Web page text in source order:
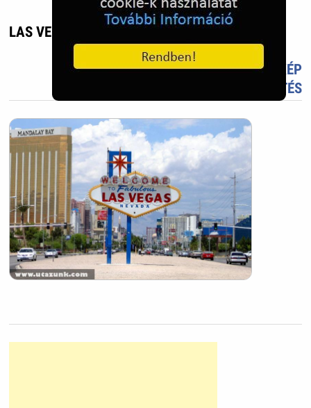
LAS VEGAS - UTAZÁS, ÉLMÉNY
TETSZIK?TÖLTS FEL FOTÓT TE IS!ÚJ KÉP
FELTÖLTÉS